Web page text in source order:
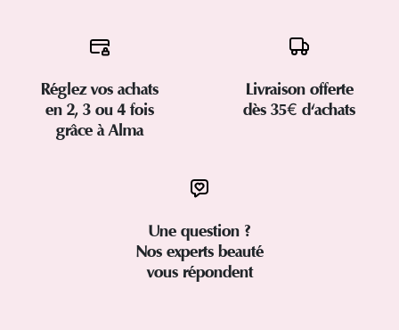
Réglez vos achats
en 2, 3 ou 4 fois
grâce à Alma
Livraison offerte
dès 35€ d'achats
Une question ?
Nos experts beauté
vous répondent